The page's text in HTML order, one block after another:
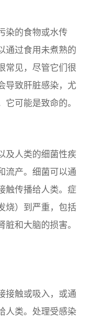
染的食物或水传
通过食用未煮熟的
常见，尽管它们很
导致肝脏感染，尤
可能是致命的。
及人类的细菌性疾
流产。细菌可以通
触传播给人类。症
烧）到严重，包括
和大脑的损害。
接触或吸入，或通
人类。处理受感染